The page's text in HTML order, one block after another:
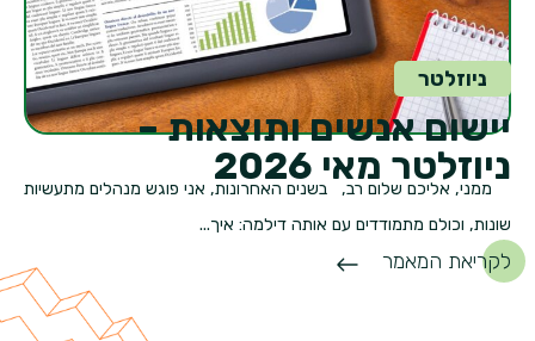
ניוזלטר
יישום אנשים ותוצאות –
ניוזלטר מאי 2026
ממני, אליכם שלום רב, בשנים האחרונות, אני פוגש מנהלים מתעשיות
שונות, וכולם מתמודדים עם אותה דילמה: איך...
לקריאת המאמר